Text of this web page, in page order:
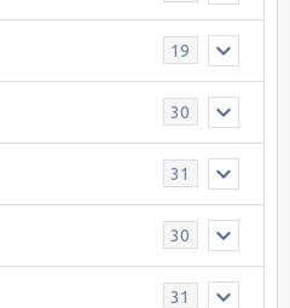
19
30
31
30
31